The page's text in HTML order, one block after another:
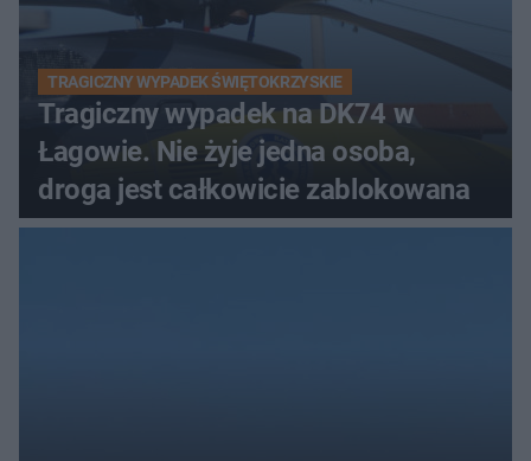
TRAGICZNY WYPADEK ŚWIĘTOKRZYSKIE
Tragiczny wypadek na DK74 w
Łagowie. Nie żyje jedna osoba,
droga jest całkowicie zablokowana